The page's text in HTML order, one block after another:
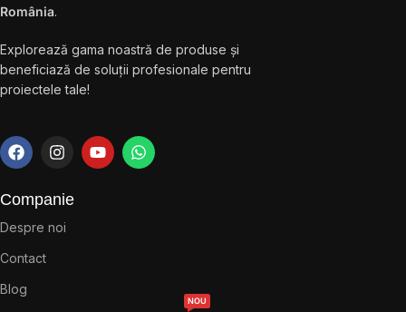
România.
Explorează gama noastră de produse și
beneficiază de soluții profesionale pentru
proiectele tale!
Companie
Despre noi
Contact
Blog
NOU